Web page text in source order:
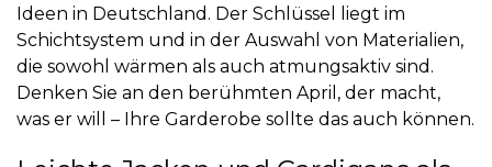
Ideen in Deutschland. Der Schlüssel liegt im
Schichtsystem und in der Auswahl von Materialien,
die sowohl wärmen als auch atmungsaktiv sind.
Denken Sie an den berühmten April, der macht,
was er will – Ihre Garderobe sollte das auch können.